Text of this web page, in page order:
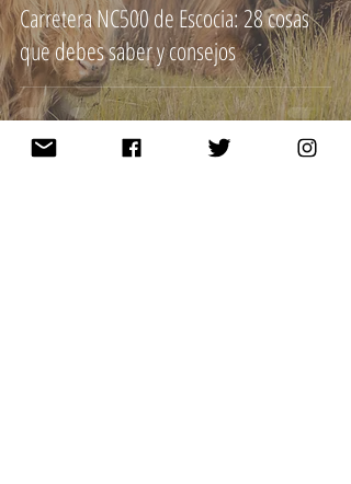
Carretera NC500 de Escocia: 28 cosas
que debes saber y consejos